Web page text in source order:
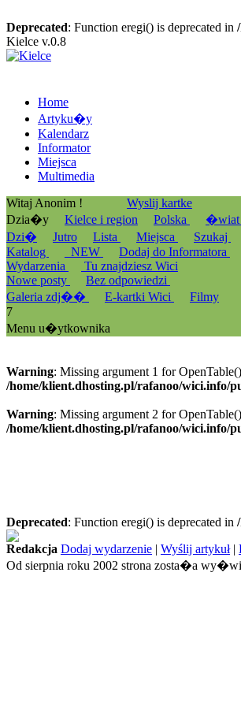
Deprecated: Function eregi() is deprecated in
Kielce v.0.8
Home
Artyku�y
Kalendarz
Informator
Miejsca
Multimedia
Witaj Anonim !
Wyslij kartke
Dzia�y
Kielce i region Polska �wiat
Dzi�
Jutro Lista Miejsca Szukaj
Katalog
_NEW Dodaj do Informatora
Wydarzenia
Tu znajdziesz Wici
Nowe posty
Bez odpowiedzi
Galeria zdj��
E-kartki Wici
Filmy
7
Menu u�ytkownika
Warning: Missing argument 1 for
/home/klient.dhosting.pl/rafanoo/wici.info/
Warning: Missing argument 2 for
/home/klient.dhosting.pl/rafanoo/wici.info/
Deprecated: Function eregi() is deprecated in
Redakcja Dodaj wydarzenie | Wyślij artykuł|
Od sierpnia roku 2002 strona zosta�a